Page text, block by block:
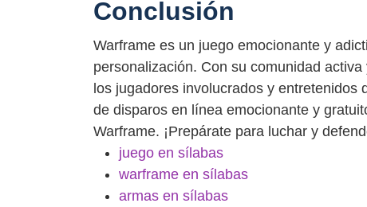
Conclusión
Warframe es un juego emocionante y
personalización. Con su comunidad
los jugadores involucrados y
de disparos en línea emocionante y
Warframe. ¡Prepárate para luchar y
juego en sílabas
warframe en sílabas
armas en sílabas